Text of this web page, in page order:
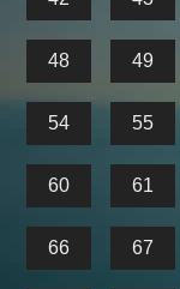
48 49
54 55
60 61
66 67